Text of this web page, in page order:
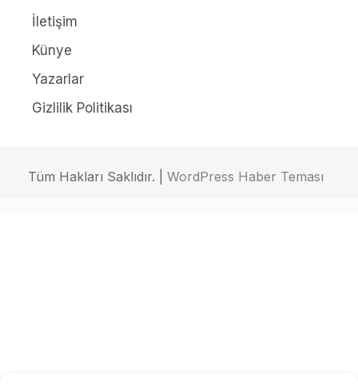
İletişim
Künye
Yazarlar
Gizlilik Politikası
Tüm Hakları Saklıdır. | WordPress Haber Teması